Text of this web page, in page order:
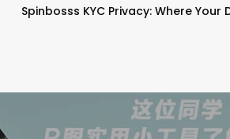
Spinbosss KYC Privacy: Where Your